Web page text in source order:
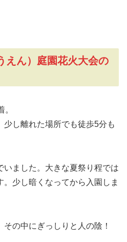
えん）庭園花火大会の
し離れた場所でも徒歩5分も
いました。大きな夏祭り程では
少し暗くなってから入園しま
の中にぎっしりと人の陰！